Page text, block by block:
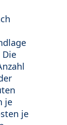
Die
je
je